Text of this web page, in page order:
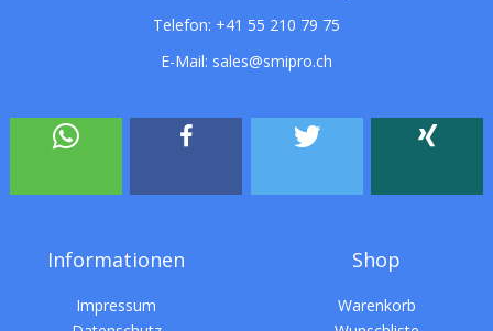
Telefon: +41 55 210 79 75
E-Mail: sales@smipro.ch
Informationen
Impressum
Shop
Warenkorb